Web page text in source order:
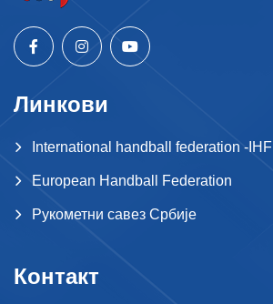
Линкови
International handball federation -IHF
European Handball Federation
Рукометни савез Србије
Контакт